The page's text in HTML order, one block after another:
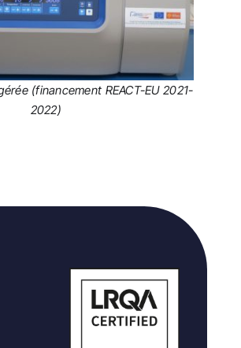
(financement REACT-EU 2021-
2022)